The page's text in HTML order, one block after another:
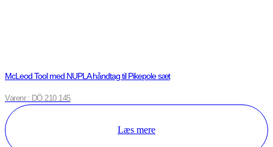
McLeod Tool med NUPLA håndtag til Pikepole sæt
Varenr.: DÖ 210 145
Læs mere